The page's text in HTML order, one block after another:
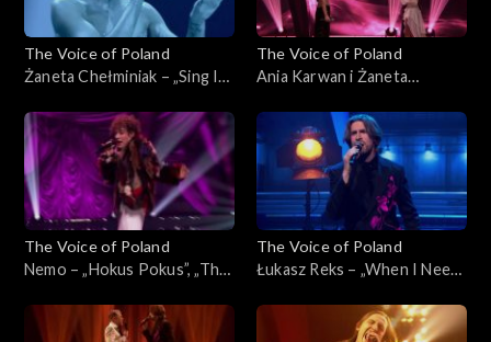
The Voice of Poland
Żaneta Chełminiak – „Sing It
Finał, 29 listopada 2025
The Voice of Poland
Ania Karwan i Żaneta
with Somebody”, „The Voice
of Poland”, Finał, 29
listopada 2025
The Voice of Poland
Nemo – „Hokus Pokus”, „The
listopada 2025
The Voice of Poland
Łukasz Reks – „When I Need
Finał, 29 listopada 2025